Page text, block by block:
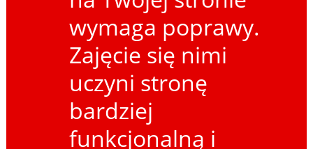
wymaga poprawy.
Zajęcie się nimi
uczyni stronę
bardziej
funkcjonalną i